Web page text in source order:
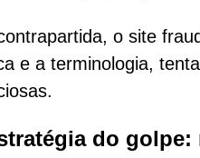
o site
e a terminologia,
do golpe: